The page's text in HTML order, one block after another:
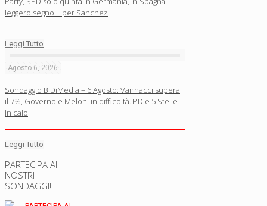
leggero segno + per Sanchez
Leggi Tutto
Agosto 6, 2026
Sondaggio BiDiMedia – 6 Agosto: Vannacci supera
il 7%, Governo e Meloni in difficoltà. PD e 5 Stelle
in calo
Leggi Tutto
PARTECIPA AI
NOSTRI
SONDAGGI!